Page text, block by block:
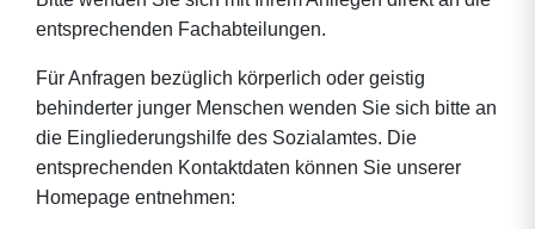
entsprechenden Fachabteilungen.
Für Anfragen bezüglich körperlich oder geistig
behinderter junger Menschen wenden Sie sich bitte an
die Eingliederungshilfe des Sozialamtes. Die
entsprechenden Kontaktdaten können Sie unserer
Homepage entnehmen: